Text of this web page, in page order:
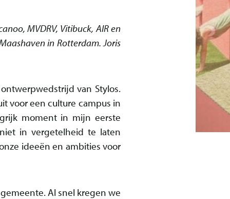
MVDRV, Vitibuck, AIR en
in Rotterdam. Joris
van Stylos.
voor een culture campus in
moment in mijn eerste
in vergetelheid te laten
ideeën en ambities voor
Al snel kregen we